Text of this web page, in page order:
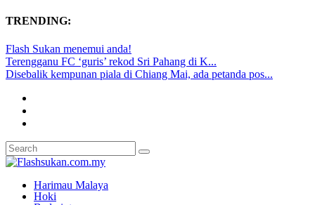
TRENDING:
Flash Sukan menemui anda!
Terengganu FC ‘guris’ rekod Sri Pahang di K...
Disebalik kempunan piala di Chiang Mai, ada petanda pos...
Harimau Malaya
Hoki